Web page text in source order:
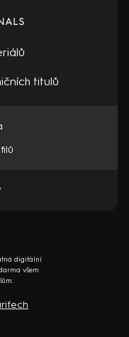
titulů
digitální
všem